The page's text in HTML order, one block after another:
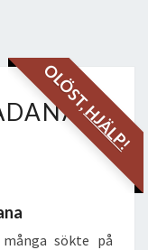
OLÖST,
HJÄLP!
sökte på